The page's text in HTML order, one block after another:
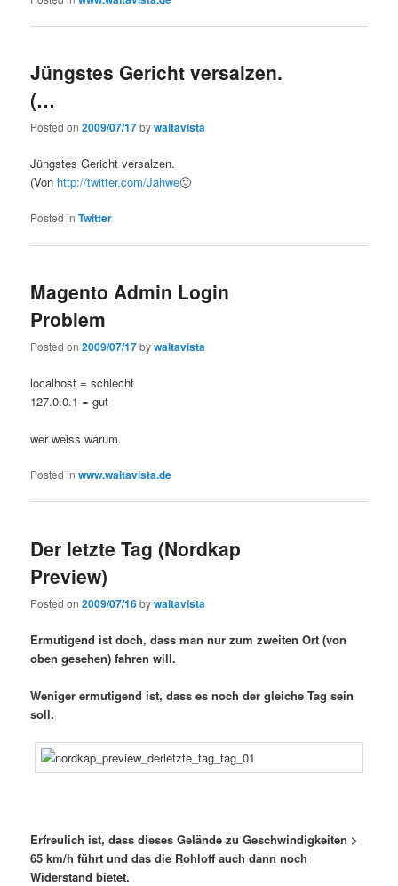
Jüngstes Gericht versalzen.
(…
Posted on2009/07/17bywaltavista
Jüngstes Gericht versalzen.
(Von http://twitter.com/Jahwe🙂
Posted in Twitter
Magento Admin Login
Problem
Posted on2009/07/17bywaltavista
localhost = schlecht
127.0.0.1 = gut
wer weiss warum.
Posted in www.waltavista.de
Der letzte Tag (Nordkap
Preview)
Posted on2009/07/16bywaltavista
Ermutigend ist doch, dass man nur zum zweiten Ort (von
oben gesehen) fahren will.
Weniger ermutigend ist, dass es noch der gleiche Tag sein
soll.
Erfreulich ist, dass dieses Gelände zu Geschwindigkeiten >
65 km/h führt und das die Rohloff auch dann noch
Widerstand bietet.